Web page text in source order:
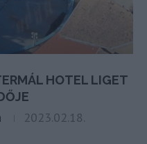
HOTEL LIGET
2023.02.18.